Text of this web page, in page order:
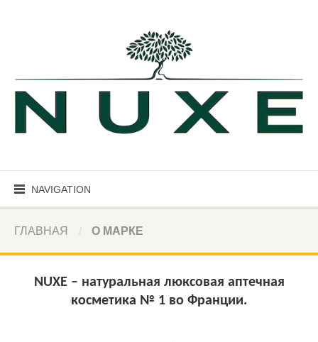
NAVIGATION
ГЛАВНАЯ О МАРКЕ
NUXE – натуральная люксовая аптечная
косметика № 1 во Франции.